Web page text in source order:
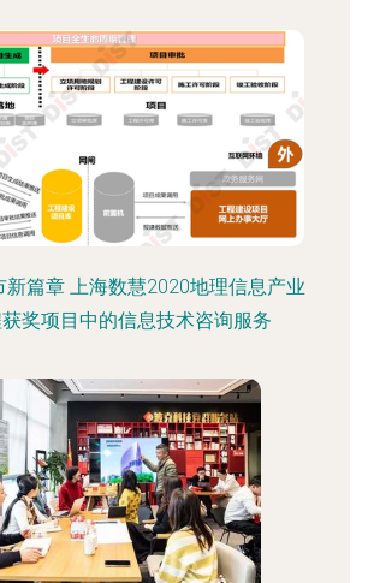
新篇章 上海数慧2020地理信息产业
奖项目中的信息技术咨询服务